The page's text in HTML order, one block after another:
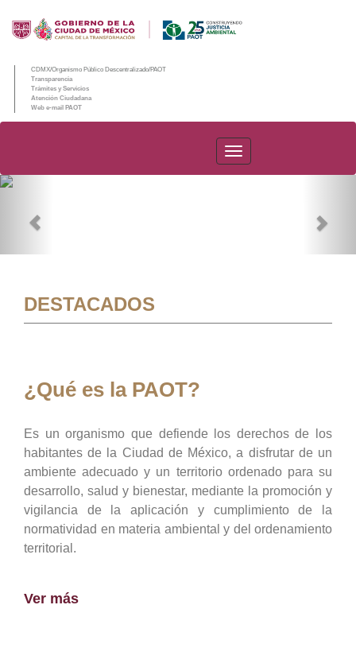
CDMX/Organismo Público Descentralizado/PAOT
Transparencia
Trámites y Servicios
Atención Ciudadana
Web e-mail PAOT
PAOT
DESTACADOS
¿Qué es la PAOT?
Es un organismo que defiende los derechos de los
habitantes de la Ciudad de México, a disfrutar de un
ambiente adecuado y un territorio ordenado para su
desarrollo, salud y bienestar, mediante la promoción y
vigilancia de la aplicación y cumplimiento de la
normatividad en materia ambiental y del ordenamiento
territorial.
Ver más